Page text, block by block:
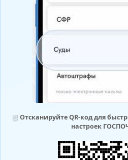
⛆ Отсканируйте QR-код для
настроек